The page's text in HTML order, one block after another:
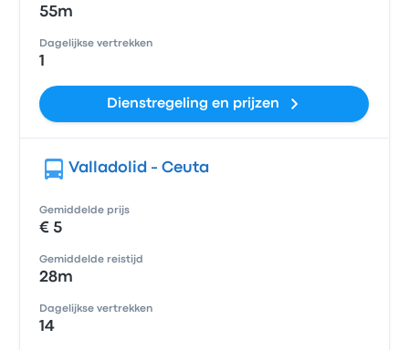
55m
Dagelijkse vertrekken
1
Dienstregeling en prijzen
Valladolid - Ceuta
Gemiddelde prijs
€ 5
Gemiddelde reistijd
28m
Dagelijkse vertrekken
14